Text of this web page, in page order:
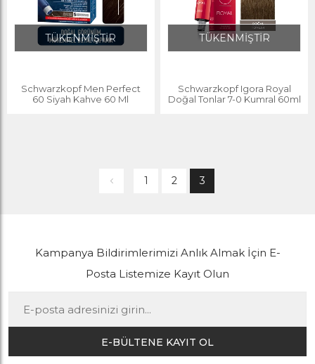
TÜKENMİŞTİR
Schwarzkopf Men Perfect
60 Siyah Kahve 60 Ml
TÜKENMİŞTİR
Schwarzkopf Igora Royal
Doğal Tonlar 7-0 Kumral 60ml
1 2 3
Kampanya Bildirimlerimizi Anlık Almak İçin E-
Posta Listemize Kayıt Olun
E-BÜLTENE KAYIT OL